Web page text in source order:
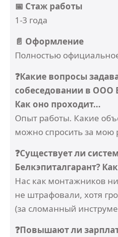
📅 Стаж работы
1-3 года
📄 Оформление
Полностью
❓Какие вопросы
собеседовании в ООО
Как оно проходит...
Опыт работы. Какие
можно спросить за мою
❓Существует ли
Белкэпиталгарант?
Нас как монтажников
не штрафовали, хотя
(за сломанный
❓Повышают ли